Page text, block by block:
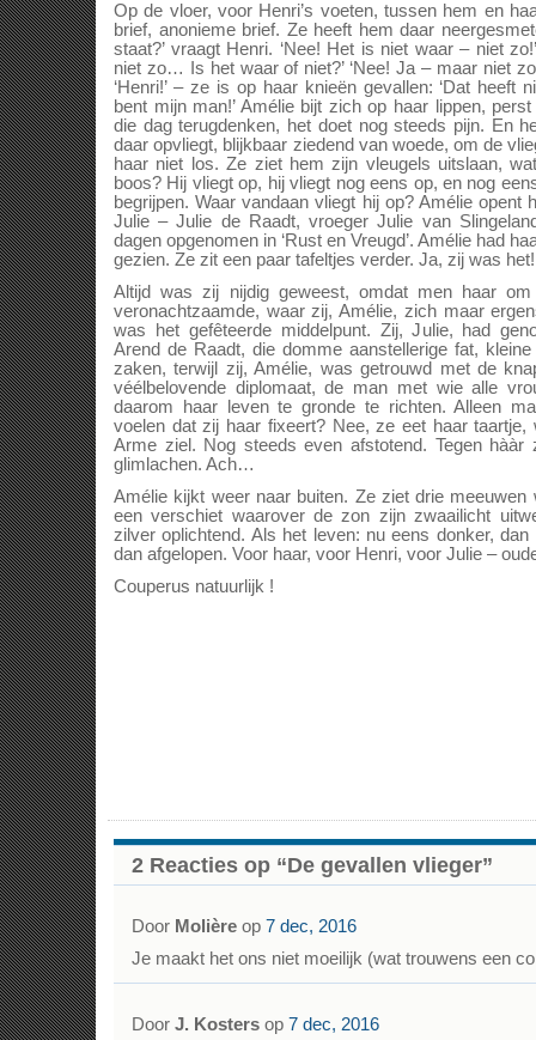
Op de vloer, voor Henri’s voeten, tussen hem en
brief, anonieme brief. Ze heeft hem daar
staat?’ vraagt Henri. ‘Nee! Het is niet waar – niet
niet zo… Is het waar of niet?’ ‘Nee! Ja – maar niet
‘Henri!’ – ze is op haar knieën gevallen: ‘Dat heeft
bent mijn man!’ Amélie bijt zich op haar lippen,
die dag terugdenken, het doet nog steeds pijn. En
daar opvliegt, blijkbaar ziedend van woede, om de
haar niet los. Ze ziet hem zijn vleugels uitslaan,
boos? Hij vliegt op, hij vliegt nog eens op, en nog
begrijpen. Waar vandaan vliegt hij op? Amélie opent
Julie – Julie de Raadt, vroeger Julie van
dagen opgenomen in ‘Rust en Vreugd’. Amélie had
gezien. Ze zit een paar tafeltjes verder. Ja, zij was
Altijd was zij nijdig geweest, omdat men haar
veronachtzaamde, waar zij, Amélie, zich maar
was het gefêteerde middelpunt. Zij, Julie, had
Arend de Raadt, die domme aanstellerige fat,
zaken, terwijl zij, Amélie, was getrouwd met de
véélbelovende diplomaat, de man met wie alle
daarom haar leven te gronde te richten. Alleen
voelen dat zij haar fixeert? Nee, ze eet haar
Arme ziel. Nog steeds even afstotend. Tegen hààr
glimlachen. Ach…
Amélie kijkt weer naar buiten. Ze ziet drie meeuwen
een verschiet waarover de zon zijn zwaailicht
zilver oplichtend. Als het leven: nu eens donker,
dan afgelopen. Voor haar, voor Henri, voor Julie –
Couperus natuurlijk !
2 Reacties op “De gevallen vlieger”
Door Molière op 7 dec, 2016
Je maakt het ons niet moeilijk (wat trouwens een
Door J. Kosters op 7 dec, 2016